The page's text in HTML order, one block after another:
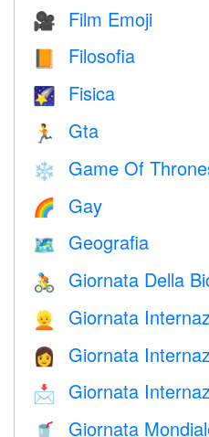
🎥 Film Emoji
📙 Filosofia
🌠 Fisica
🏃 Gta
❄️ Game Of
🌈 Gay
🗺 Geografia
🚴 Giornata Della
👱 Giornata
👩 Giornata
📩 Giornata
🥤 Giornata